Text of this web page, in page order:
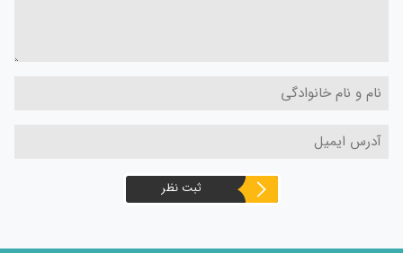
ثبت نظر